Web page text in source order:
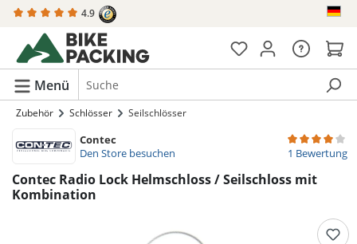
springen 4.9
Menü
Zubehör Schlösser Seilschlösser
Contec
Den Store besuchen
Contec Radio Lock Helmschloss / Seilschloss mit
Kombination
1 Bewertung